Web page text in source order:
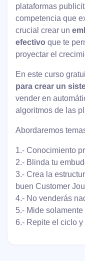
plataformas
competencia que
crucial crear un
efectivo que te
proyectar el
En este curso
para crear un
vender en
algoritmos de las
Abordaremos
1.- Conocimiento
2.- Blinda tu
3.- Crea la
buen Customer
4.- No venderás
5.- Mide
6.- Repite el ciclo